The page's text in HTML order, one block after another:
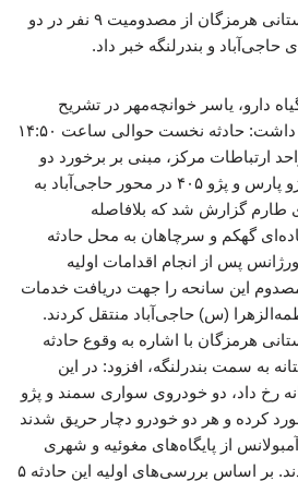
رئیس اورژانس پیش‌بیمارستانی هرمزگان از مصدومیت ۹ نفر در دو
و بندرلنگه خبر داد.
دارو، یاسر خوانچه‌مهر در تشریح
جزئیات این حوادث، اظهار داشت: حادثه نخست حوالی ساعت ۱۴:۵۰
ارتباطات مرکز، مبنی بر برخورد دو
دستگاه خودروی سواری پژو پارس و پژو ۴۰۵ در محور حاجی‌آباد به
طارم گزارش شد که بلافاصله
گهکم و سرچاهان به محل حادثه
پس از انجام اقدامات اولیه
و تثبیت اندام‌ها ۴ مصدوم این سانحه را جهت دریافت خدمات
(س) حاجی‌آباد منتقل کردند.
هرمزگان با اشاره به وقوع حادثه
به سمت بندرلنگه، افزود: در این
رخ داد، دو خودروی سواری سمند و پژو
کرده و هر دو خودرو دچار حریق شدند
از پایگاه‌های مغوئیه و شهری
بندرلنگه به محل اعزام شدند. بر اساس بررسی‌های اولیه این حادثه ۵